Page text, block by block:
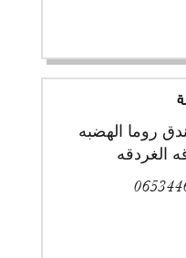
روما الهضبه
الغردقه